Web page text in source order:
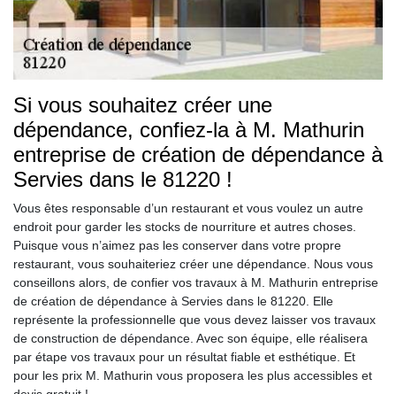
Si vous souhaitez créer une
dépendance, confiez-la à M. Mathurin
entreprise de création de dépendance à
Servies dans le 81220 !
Vous êtes responsable d’un restaurant et vous voulez un autre
endroit pour garder les stocks de nourriture et autres choses.
Puisque vous n’aimez pas les conserver dans votre propre
restaurant, vous souhaiteriez créer une dépendance. Nous vous
conseillons alors, de confier vos travaux à M. Mathurin entreprise
de création de dépendance à Servies dans le 81220. Elle
représente la professionnelle que vous devez laisser vos travaux
de construction de dépendance. Avec son équipe, elle réalisera
par étape vos travaux pour un résultat fiable et esthétique. Et
pour les prix M. Mathurin vous proposera les plus accessibles et